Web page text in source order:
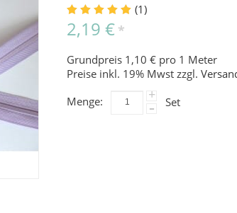
(1)
2,19 € *
Grundpreis 1,10 € pro 1 Meter
Preise inkl. 19% Mwst zzgl.
Menge:
+
- Set